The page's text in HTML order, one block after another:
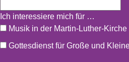
Ich interessiere mich für …
Musik in der Martin-Luther-Kirche
Gottesdienst für Große und